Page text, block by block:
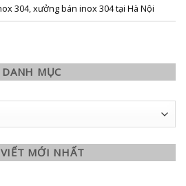
304,xưởng bán inox 304 tại Hà Nội
DANH MỤC
MỚI NHẤT